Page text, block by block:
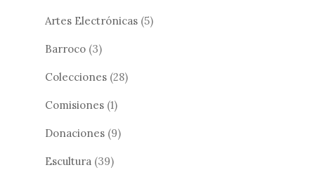
Artes Electrónicas (5)
Barroco (3)
Colecciones (28)
Comisiones (1)
Donaciones (9)
Escultura (39)